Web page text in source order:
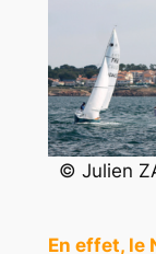
© Julien
En effet, le